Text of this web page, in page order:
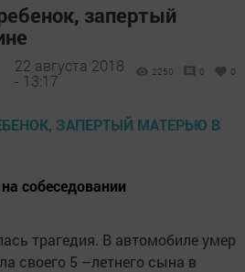
запертый
22 августа 2018
- 13:17
2250 0 0
собеседовании
трагедия. В автомобиле умер
своего 5 –летнего сына в